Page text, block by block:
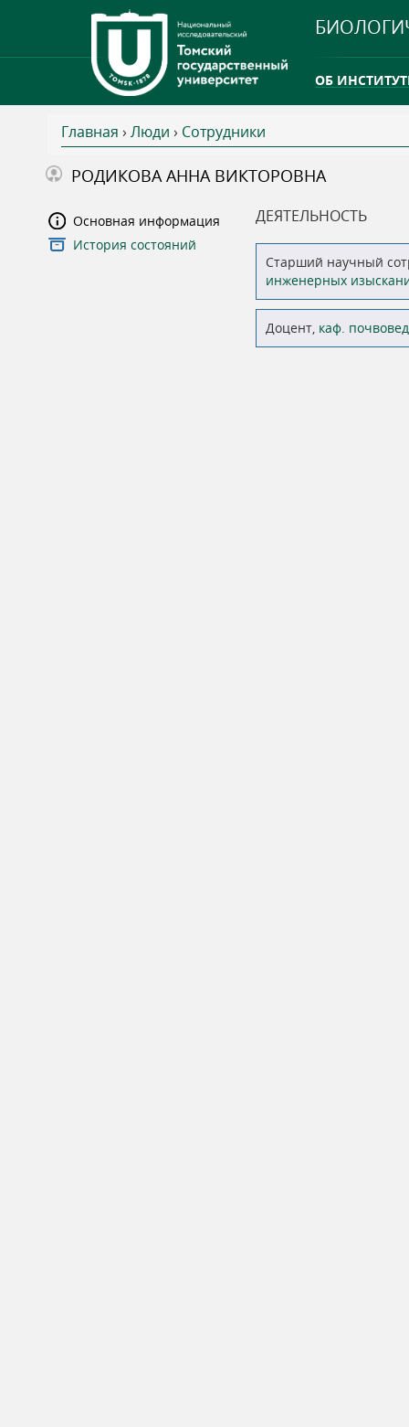
ОБ
ТГУ ОТКРЫЛ
В
ы
з
Главная › Люди › Сотрудники
РОДИКОВА АННА ВИКТОРОВНА
Основная информация
История состояний
ДЕЯТЕЛЬНОСТЬ
Старший научный
инженерных
Доцент, каф.